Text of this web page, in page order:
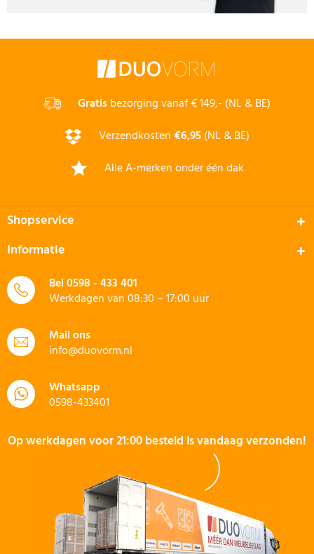
Gratisbezorging vanaf € 149,- (NL & BE)
Verzendkosten€6,95(NL & BE)
Alle A-merken onder één dak
Shopservice
Informatie
Bel0598 - 433 401
Werkdagen van 08:30 – 17:00 uur
Mail ons
info@duovorm.nl
Whatsapp
0598-433401
Op werkdagen voor 21:00 besteld is vandaag verzonden!